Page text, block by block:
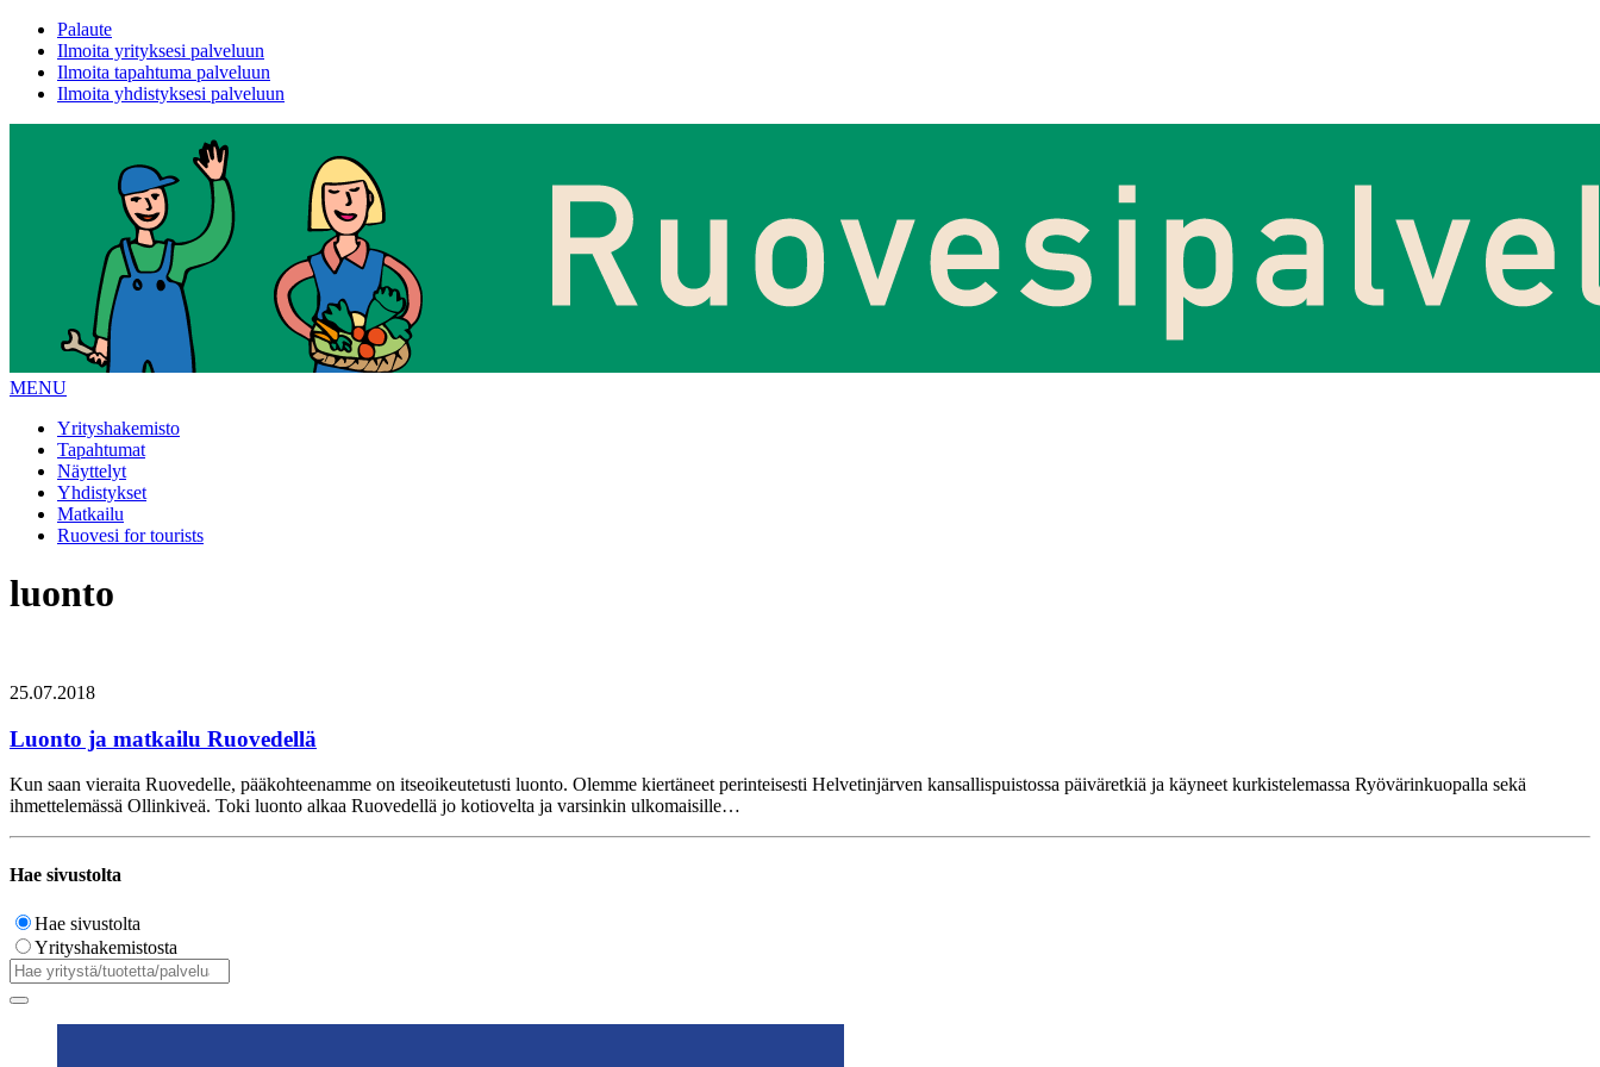
Palaute
Ilmoita yrityksesi palveluun
Ilmoita tapahtuma palveluun
Ilmoita yhdistyksesi palveluun
MENU
Yrityshakemisto
Tapahtumat
Näyttelyt
Yhdistykset
Matkailu
Ruovesi for tourists
luonto
25.07.2018
Luonto ja matkailu Ruovedellä
Kun saan vieraita Ruovedelle, pääkohteenamme on itseoikeutetusti luonto. Olemme kiertäneet perinteisesti Helvetinjärven kansallispuistossa päiväretkiä ja käyneet kurkistelemassa Ryövärinkuopalla sekä
ihmettelemässä Ollinkiveä. Toki luonto alkaa Ruovedellä jo kotiovelta ja varsinkin ulkomaisille…
Hae sivustolta
Hae sivustolta
Yrityshakemistosta